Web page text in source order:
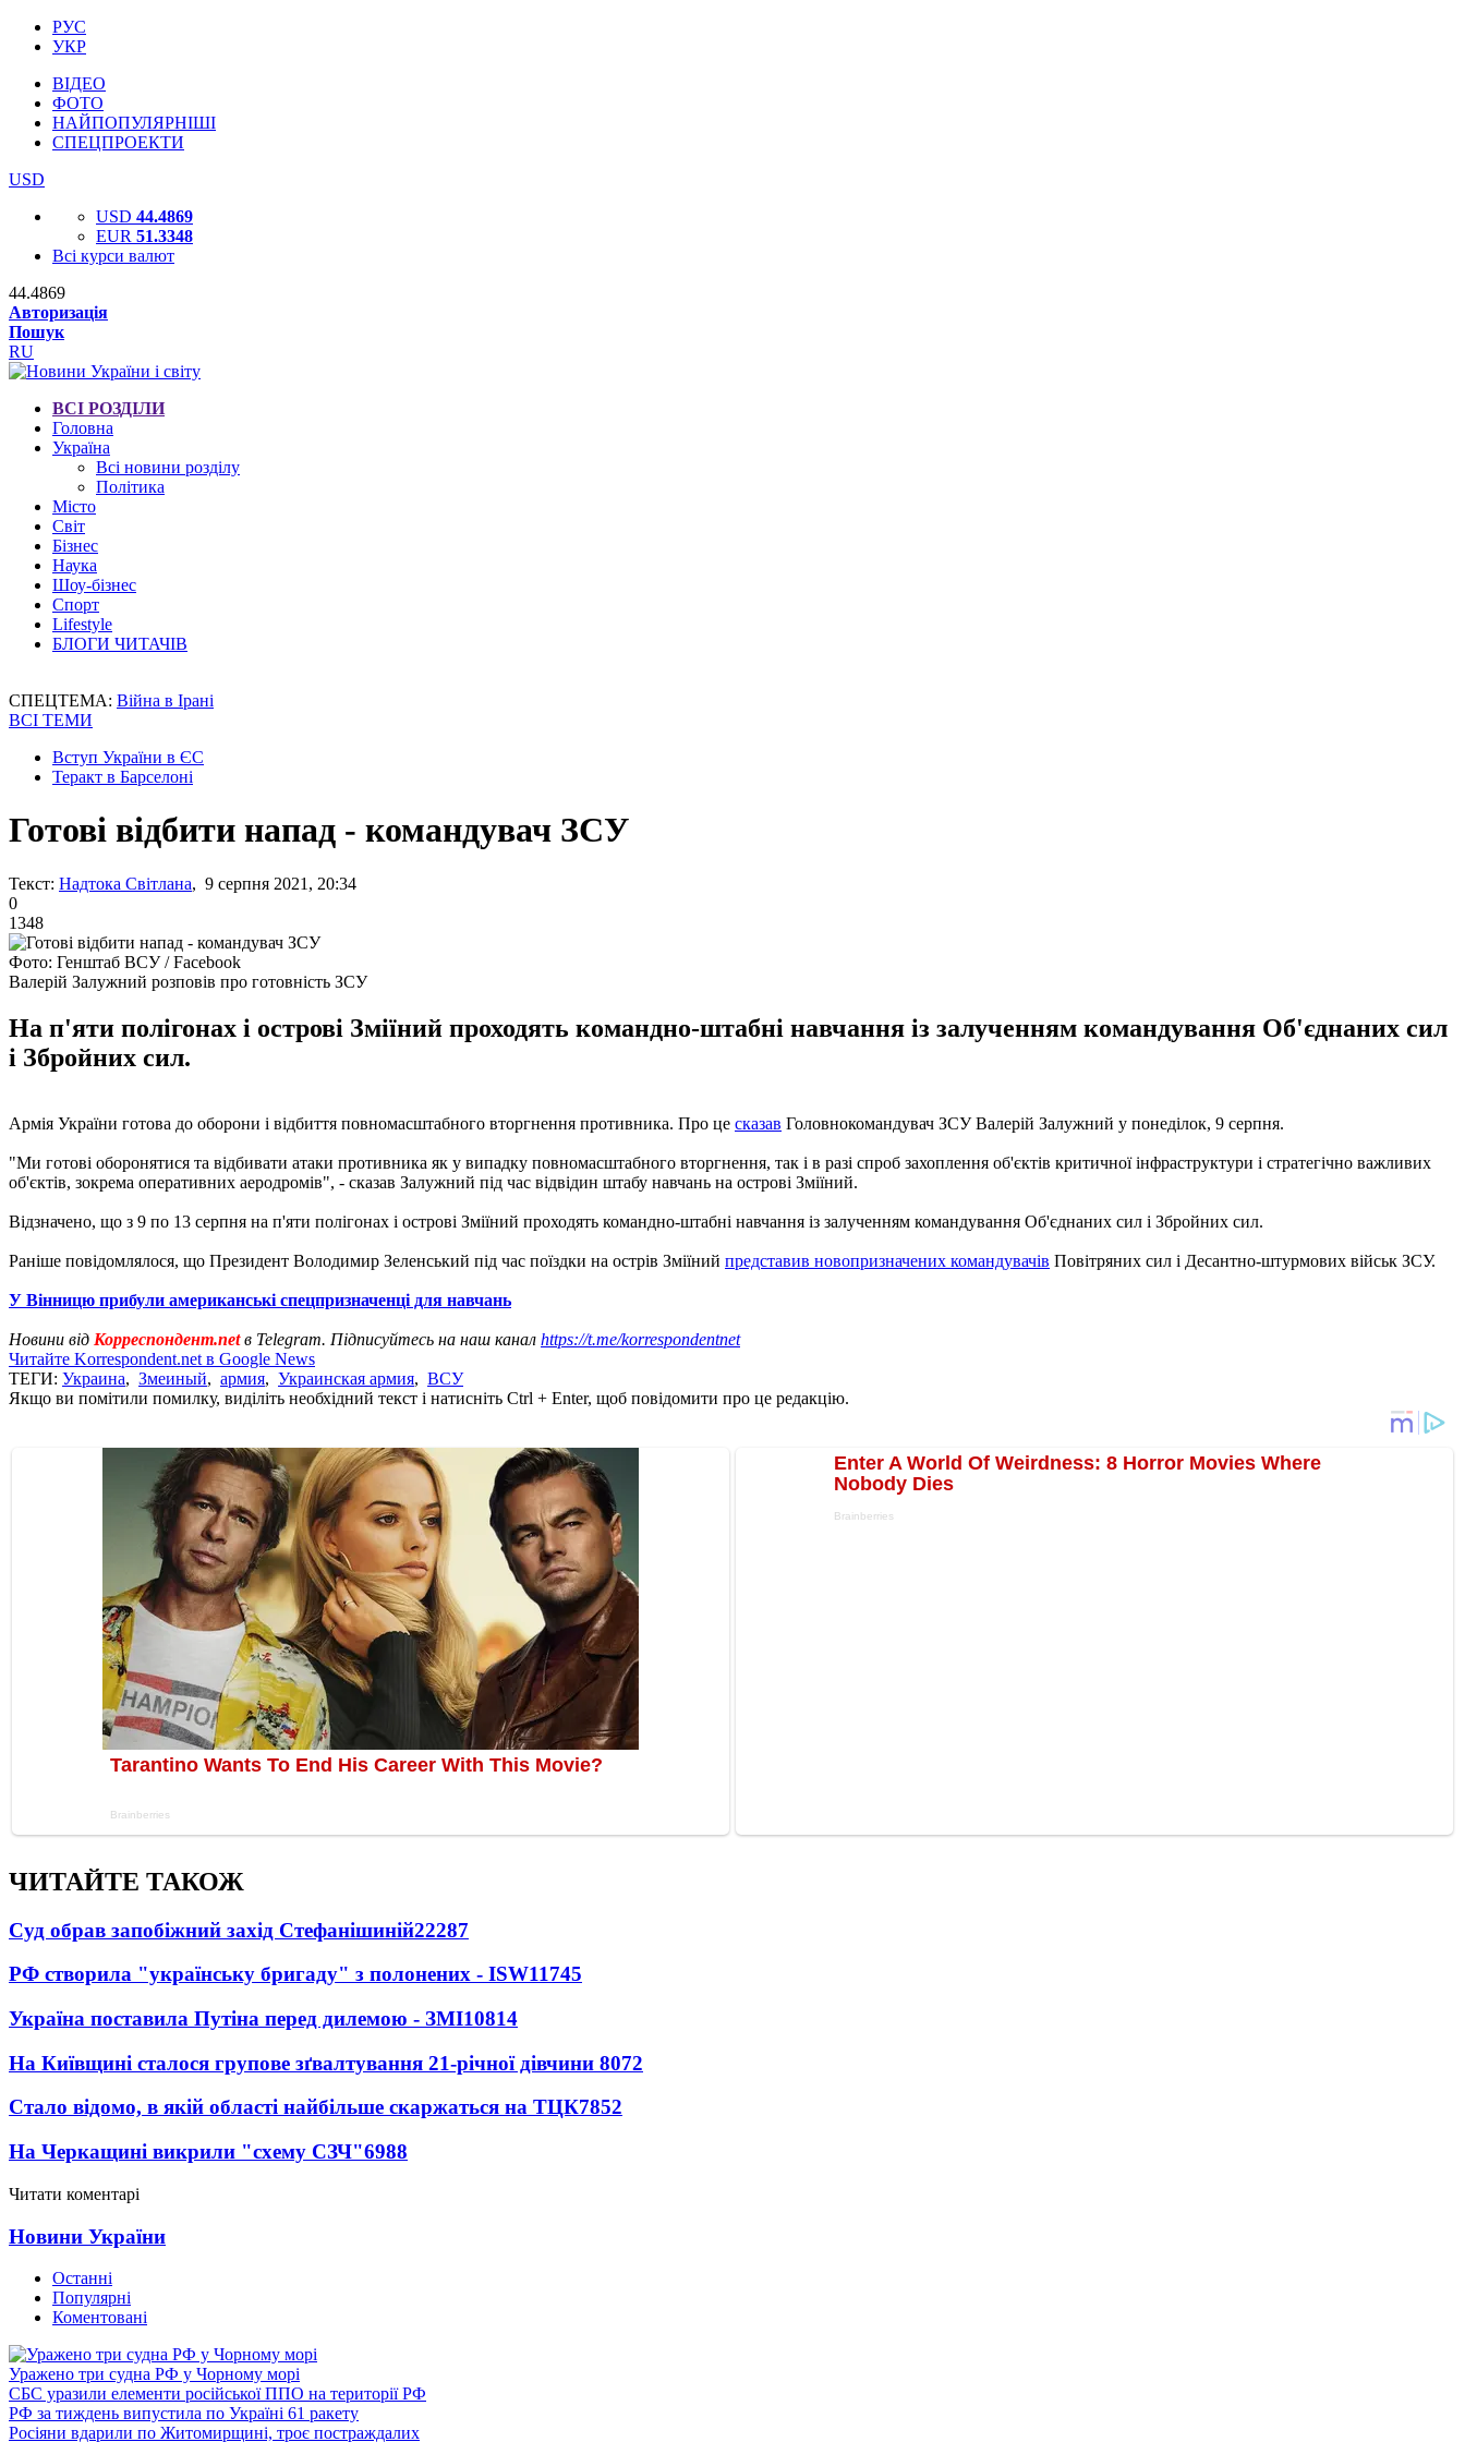
РУС
УКР
ВІДЕО
ФОТО
НАЙПОПУЛЯРНІШІ
СПЕЦПРОЕКТИ
USD
USD 44.4869
EUR 51.3348
Всі курси валют
44.4869
Авторизація
Пошук
RU
ВСІ РОЗДІЛИ
Головна
Україна
Всі новини розділу
Політика
Місто
Світ
Бізнес
Наука
Шоу-бізнес
Спорт
Lifestyle
БЛОГИ ЧИТАЧІВ
СПЕЦТЕМА: Війна в Ірані
ВСІ ТЕМИ
Вступ України в ЄС
Теракт в Барселоні
Готові відбити напад - командувач ЗСУ
Текст: Надтока Світлана, 9 серпня 2021, 20:34
0
1348
Фото: Генштаб ВСУ / Facebook
Валерій Залужний розповів про готовність ЗСУ
На п'яти полігонах і острові Зміїний проходять командно-штабні навчання із залученням командування Об'єднаних сил
і Збройних сил.
Армія України готова до оборони і відбиття повномасштабного вторгнення противника. Про це сказав Головнокомандувач ЗСУ Валерій Залужний у понеділок, 9 серпня.
"Ми готові оборонятися та відбивати атаки противника як у випадку повномасштабного вторгнення, так і в разі спроб захоплення об'єктів критичної інфраструктури і стратегічно важливих
об'єктів, зокрема оперативних аеродромів", - сказав Залужний під час відвідин штабу навчань на острові Зміїний.
Відзначено, що з 9 по 13 серпня на п'яти полігонах і острові Зміїний проходять командно-штабні навчання із залученням командування Об'єднаних сил і Збройних сил.
Раніше повідомлялося, що Президент Володимир Зеленський під час поїздки на острів Зміїний представив новопризначених командувачів Повітряних сил і Десантно-штурмових військ ЗСУ.
У Вінницю прибули американські спецпризначенці для навчань
Новини від Корреспондент.netв Telegram. Підписуйтесь на наш канал https://t.me/korrespondentnet
Читайте Korrespondent.net в Google News
ТЕГИ: Украина, Змеиный, армия, Украинская армия, ВСУ
Якщо ви помітили помилку, виділіть необхідний текст і натисніть Ctrl + Enter, щоб повідомити про це редакцію.
ЧИТАЙТЕ ТАКОЖ
Суд обрав запобіжний захід Стефанішиній22287
РФ створила "українську бригаду" з полонених - ISW11745
Україна поставила Путіна перед дилемою - ЗМІ10814
На Київщині сталося групове зґвалтування 21-річної дівчини 8072
Стало відомо, в якій області найбільше скаржаться на ТЦК7852
На Черкащині викрили "схему СЗЧ"6988
Читати коментарі
Новини України
Останні
Популярні
Коментовані
Уражено три судна РФ у Чорному морі
СБС уразили елементи російської ППО на території РФ
РФ за тиждень випустила по Україні 61 ракету
Росіяни вдарили по Житомирщині, троє постраждалих